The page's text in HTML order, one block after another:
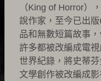
（King of Horror）
說作家，至今已出
品和無數短篇故事
許多都被改編成電
世界紀錄，將史蒂
文學創作被改編成